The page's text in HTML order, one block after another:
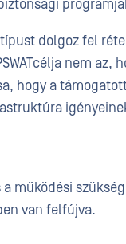
dolgoz fel
nem az,
hogy a
működési
van felfújva.